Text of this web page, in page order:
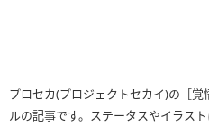
プロセカ(プロジェクトセカイ)の［
ルの記事です。ステータスやイラスト